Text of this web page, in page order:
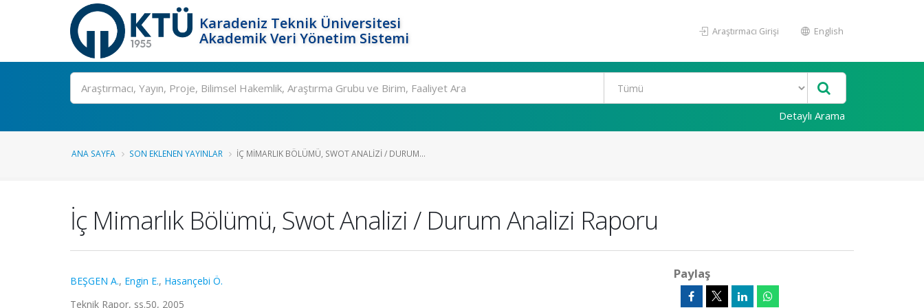
Karadeniz Teknik Üniversitesi
Akademik Veri Yönetim Sistemi
Araştırmacı Girişi English
Ara
Detaylı Arama
ANA SAYFA SON EKLENEN YAYINLAR İÇ MIMARLIK BÖLÜMÜ, SWOT ANALIZI / DURUM...
İç Mimarlık Bölümü, Swot Analizi / Durum Analizi Raporu
BEŞGEN A., Engin E., Hasançebi Ö.
Teknik Rapor, ss.50, 2005
Paylaş